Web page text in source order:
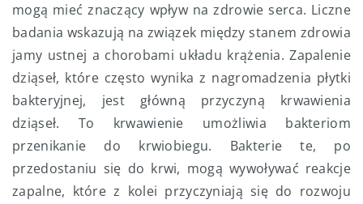
mogą mieć znaczący wpływ na zdrowie serca. Liczne
badania wskazują na związek między stanem zdrowia
jamy ustnej a chorobami układu krążenia. Zapalenie
dziąseł, które często wynika z nagromadzenia płytki
bakteryjnej, jest główną przyczyną krwawienia
dziąseł. To krwawienie umożliwia bakteriom
przenikanie do krwiobiegu. Bakterie te, po
przedostaniu się do krwi, mogą wywoływać reakcje
zapalne, które z kolei przyczyniają się do rozwoju